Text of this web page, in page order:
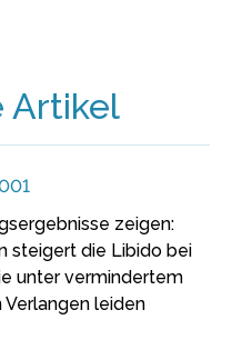
Artikel
zeigen:
steigert die Libido bei
unter vermindertem
Verlangen leiden